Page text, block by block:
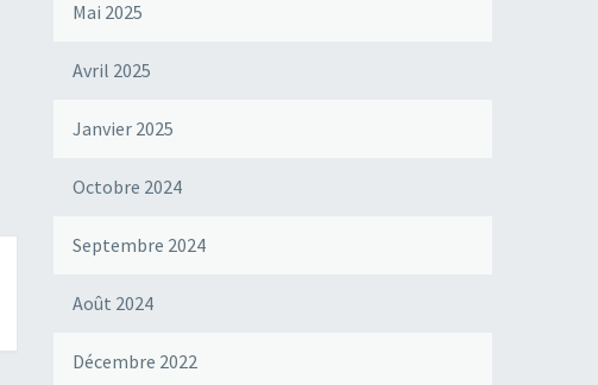
Mai 2025
Avril 2025
Janvier 2025
Octobre 2024
Septembre 2024
Août 2024
Décembre 2022